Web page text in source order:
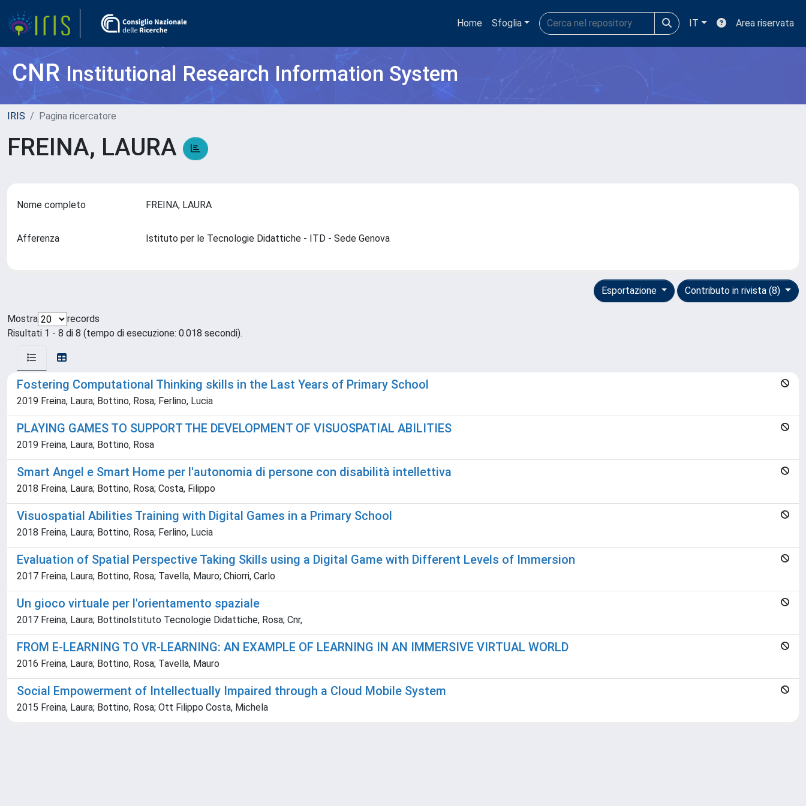
Home Sfoglia IT Area riservata
CNRInstitutional Research Information System
IRIS Pagina ricercatore
FREINA, LAURA
Nome completo FREINA, LAURA
Afferenza Istituto per le Tecnologie Didattiche - ITD - Sede Genova
Contributo in rivista (8)
Esportazione
Mostra
records
Risultati 1 - 8 di 8 (tempo di esecuzione: 0.018 secondi).
Fostering Computational Thinking skills in the Last Years of Primary School
2019 Freina, Laura; Bottino, Rosa; Ferlino, Lucia
PLAYING GAMES TO SUPPORT THE DEVELOPMENT OF VISUOSPATIAL ABILITIES
2019 Freina, Laura; Bottino, Rosa
Smart Angel e Smart Home per l'autonomia di persone con disabilità intellettiva
2018 Freina, Laura; Bottino, Rosa; Costa, Filippo
Visuospatial Abilities Training with Digital Games in a Primary School
2018 Freina, Laura; Bottino, Rosa; Ferlino, Lucia
Evaluation of Spatial Perspective Taking Skills using a Digital Game with Different Levels of Immersion
2017 Freina, Laura; Bottino, Rosa; Tavella, Mauro; Chiorri, Carlo
Un gioco virtuale per l'orientamento spaziale
2017 Freina, Laura; BottinoIstituto Tecnologie Didattiche, Rosa; Cnr,
FROM E-LEARNING TO VR-LEARNING: AN EXAMPLE OF LEARNING IN AN IMMERSIVE VIRTUAL WORLD
2016 Freina, Laura; Bottino, Rosa; Tavella, Mauro
Social Empowerment of Intellectually Impaired through a Cloud Mobile System
2015 Freina, Laura; Bottino, Rosa; Ott Filippo Costa, Michela